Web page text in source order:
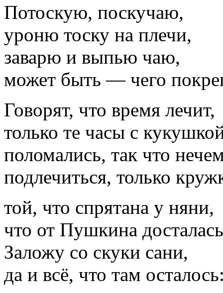
Потоскую, поскучаю,
уроню тоску на плечи,
заварю и выпью чаю,
может быть — чего
Говорят, что время лечит,
только те часы с
поломались, так что
подлечиться, только
той, что спрятана у няни,
что от Пушкина
Заложу со скуки сани,
да и всё, что там